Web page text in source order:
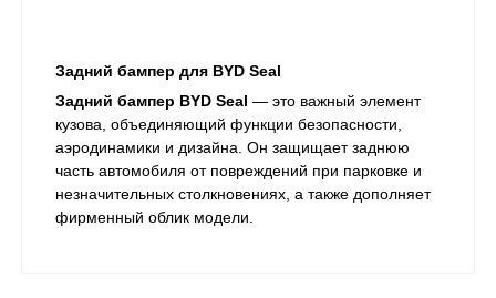
Задний бампер для BYD Seal
Задний бампер BYD Seal — это важный элемент
кузова, объединяющий функции безопасности,
аэродинамики и дизайна. Он защищает заднюю
часть автомобиля от повреждений при парковке и
незначительных столкновениях, а также дополняет
фирменный облик модели.